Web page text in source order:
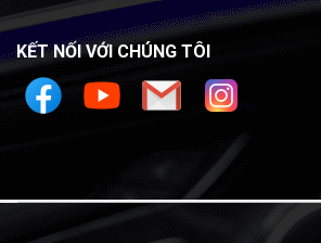
KẾT NỐI VỚI CHÚNG TÔI